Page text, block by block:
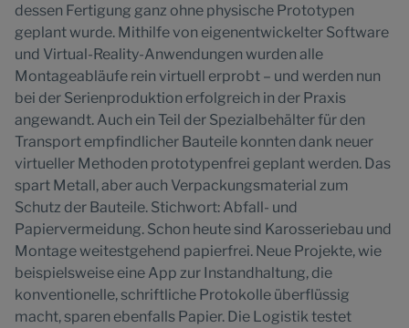
dessen Fertigung ganz ohne physische Prototypen
geplant wurde. Mithilfe von eigenentwickelter Software
und Virtual-Reality-Anwendungen wurden alle
Montageabläufe rein virtuell erprobt – und werden nun
bei der Serienproduktion erfolgreich in der Praxis
angewandt. Auch ein Teil der Spezialbehälter für den
Transport empfindlicher Bauteile konnten dank neuer
virtueller Methoden prototypenfrei geplant werden. Das
spart Metall, aber auch Verpackungsmaterial zum
Schutz der Bauteile. Stichwort: Abfall- und
Papiervermeidung. Schon heute sind Karosseriebau und
Montage weitestgehend papierfrei. Neue Projekte, wie
beispielsweise eine App zur Instandhaltung, die
konventionelle, schriftliche Protokolle überflüssig
macht, sparen ebenfalls Papier. Die Logistik testet